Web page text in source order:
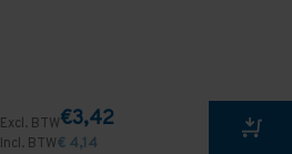
Excl. BTW€3,42
Incl. BTW€ 4,14